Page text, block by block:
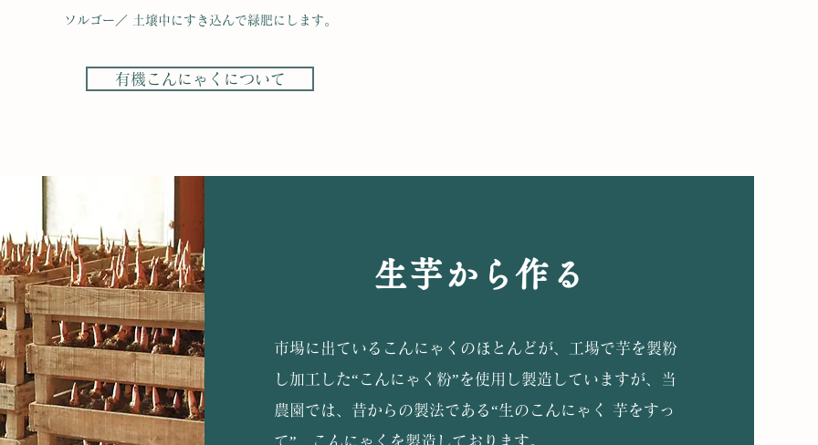
ソルゴー／ 土壌中にすき込んで緑肥にします。
有機こんにゃくについて
生芋から作る
市場に出ているこんにゃくのほとんどが、工場で芋を製粉
し加工した“こんにゃく粉”を使用し製造していますが、当
農園では、昔からの製法である“生のこんにゃく 芋をすっ
て”、こんにゃくを製造しております。